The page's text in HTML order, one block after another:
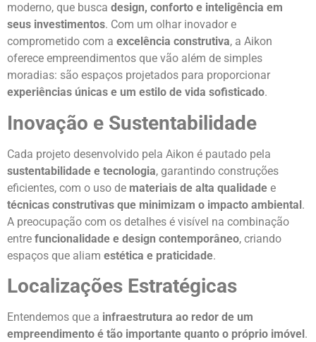
moderno, que busca design, conforto e inteligência em
seus investimentos. Com um olhar inovador e
comprometido com a excelência construtiva, a Aikon
oferece empreendimentos que vão além de simples
moradias: são espaços projetados para proporcionar
experiências únicas e um estilo de vida sofisticado.
Inovação e Sustentabilidade
Cada projeto desenvolvido pela Aikon é pautado pela
sustentabilidade e tecnologia, garantindo construções
eficientes, com o uso de materiais de alta qualidade e
técnicas construtivas que minimizam o impacto ambiental.
A preocupação com os detalhes é visível na combinação
entre funcionalidade e design contemporâneo, criando
espaços que aliam estética e praticidade.
Localizações Estratégicas
Entendemos que a infraestrutura ao redor de um
empreendimento é tão importante quanto o próprio imóvel .